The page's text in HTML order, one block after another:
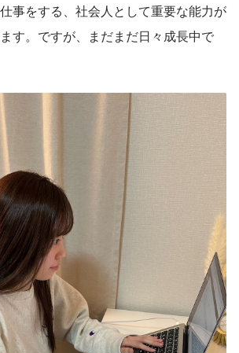
事をする、社会人として重要な能力が
す。ですが、まだまだ日々成長中で